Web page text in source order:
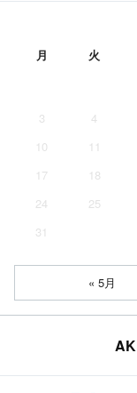
月 火
3
4
10
11
17
18
24
25
31
« 5月